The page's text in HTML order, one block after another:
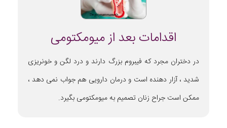
اقدامات بعد از میومکتومی
در دختران مجرد که فیبروم بزرگ دارند و درد لگن و خونریزی
شدید ، آزار دهنده است و درمان دارویی هم جواب نمی دهد ،
ممکن است جراح زنان تصمیم به میومکتومی بگیرد.